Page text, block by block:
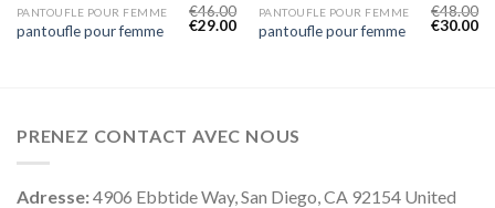
PANTOUFLE POUR FEMME
pantoufle pour femme
€46.00
€29.00
PANTOUFLE POUR FEMME
pantoufle pour femme
€48.00
€30.00
PRENEZ CONTACT AVEC NOUS
Adresse:4906 Ebbtide Way, San Diego, CA 92154 United